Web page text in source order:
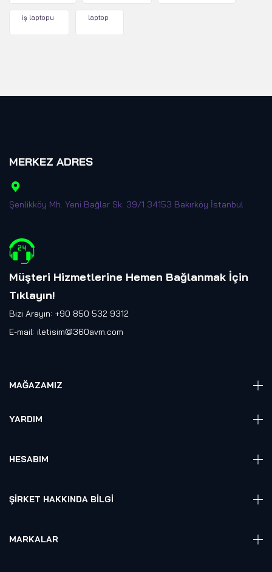
iş laptopu laptop
MERKEZ ADRES
Şenlikköy Mh. Yeni Bağlar Sk. 39/1 34153 Bakırköy İstanbul
Müşteri Hizmetlerine Hemen Bağlanmak İçin
Tıklayın!
Bizi Arayın: +90 850 532 9312
E-mail: iletisim@360avm.com
MAĞAZAMIZ
VR Ready PC
Elektronik
YARDIM
HESABIM
Sepet
ŞIRKET HAKKINDA BILGI
Referanslarımız
MARKALAR